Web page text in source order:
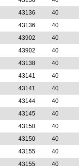
43136 40
43136 40
43902 40
43902 40
43138 40
43141 40
43141 40
43144 40
43145 40
43150 40
43150 40
43155 40
43155 40